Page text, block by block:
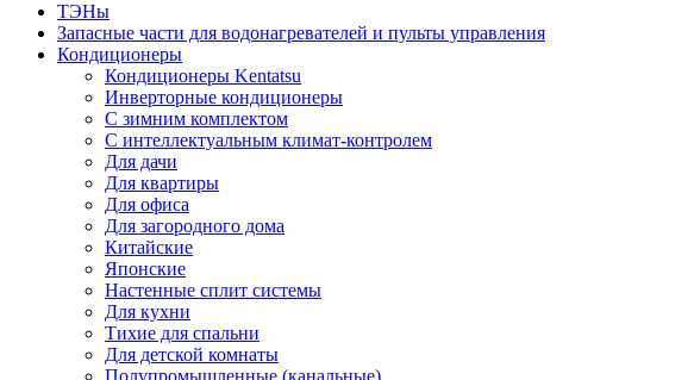
ТЭНы
Запасные части для водонагревателей и пульты управления
Кондиционеры
Кондиционеры Kentatsu
Инверторные кондиционеры
С зимним комплектом
С интеллектуальным климат-контролем
Для дачи
Для квартиры
Для офиса
Для загородного дома
Китайские
Японские
Настенные сплит системы
Для кухни
Тихие для спальни
Для детской комнаты
Полупромышленные (канальные)